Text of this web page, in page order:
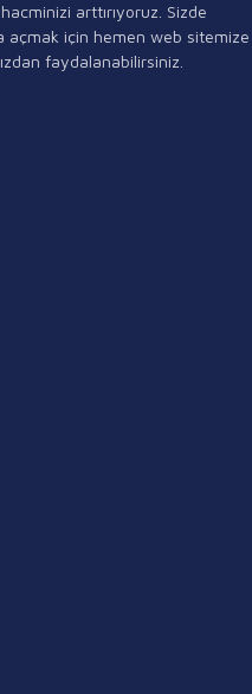
arttırıyoruz. Sizde
açmak için hemen web sitemize
faydalanabilirsiniz.